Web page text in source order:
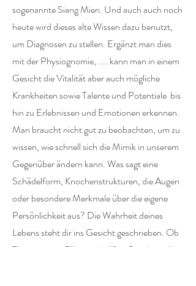
sogenannte Siang Mien. Und auch auch noch
heute wird dieses alte Wissen dazu benutzt,
um Diagnosen zu stellen. Ergänzt man dies
mit der Physiognomie, .... kann man in einem
Gesicht die Vitalität aber auch mögliche
Krankheiten sowie Talente und Potentiale bis
hin zu Erlebnissen und Emotionen erkennen.
Man braucht nicht gut zu beobachten, um zu
wissen, wie schnell sich die Mimik in unserem
Gegenüber ändern kann. Was sagt eine
Schädelform, Knochenstrukturen, die Augen
oder besondere Merkmale über die eigene
Persönlichkeit aus? Die Wahrheit deines
Lebens steht dir ins Gesicht geschrieben. Ob
Therapeuten, Führungskräfte, Coaches, alle